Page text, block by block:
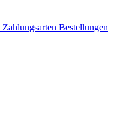
Zahlungsarten Bestellungen